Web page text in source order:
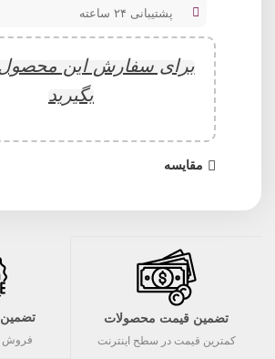
پشتیبانی ۲۴ ساعته
برای سفارش این
بگیرید
مقایسه
تضمین قیمت محصولات
کمترین قیمت در سطح اینترنت فروش